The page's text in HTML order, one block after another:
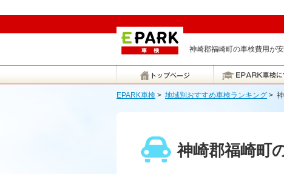
神崎郡福崎町の車検費用が
EPARK車検 > 地域別おすすめ車検ランキング >
神崎郡福崎町